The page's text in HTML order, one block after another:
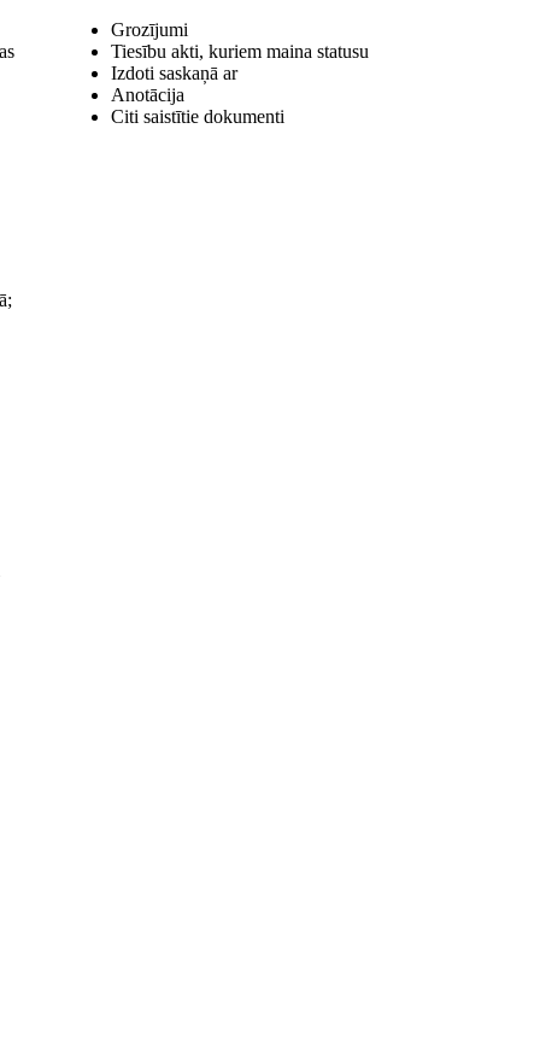
Grozījumi
Tiesību akti, kuriem maina statusu
Izdoti saskaņā ar
Anotācija
Citi saistītie dokumenti